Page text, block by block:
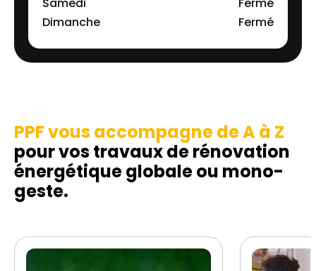
Samedi
Fermé
Dimanche
Fermé
PPF vous accompagne de A à Z
pour vos travaux de rénovation
énergétique globale ou mono-
geste.